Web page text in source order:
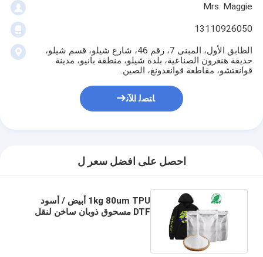
Mrs. Maggie
13110926050
الطابق الأول، المبنى 7، رقم 46، شارع شيلو، قسم شيلو،
حديقة هنغرون الصناعية، بلدة شيلو، منطقة بانيو، مدينة
قوانغتشو، مقاطعة قوانغدونغ، الصين.
ﺎﺘﺼﻟ ﺍﻶﻧ
احصل على افضل سعر ل
1kg 80um TPU أبيض / أسود
DTF مسحوق ذوبان ساخن لنقل